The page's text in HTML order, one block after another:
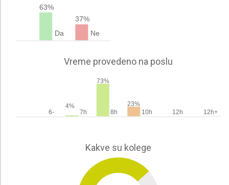
63%
Da
37%
Ne
Vreme provedeno na poslu
6-
4%
7h
73%
8h
23%
10h
12h 12h+
Kakve su kolege